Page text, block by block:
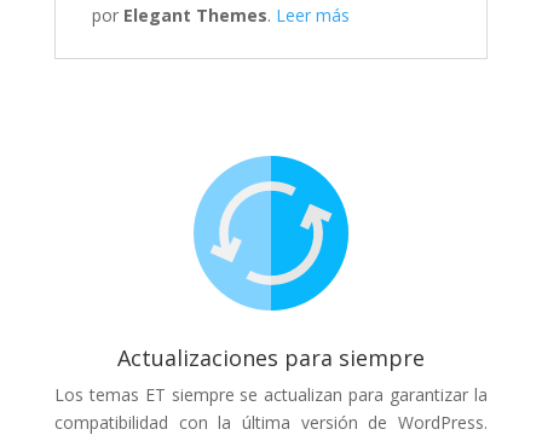
por Elegant Themes. Leer más
Actualizaciones para siempre
Los temas ET siempre se actualizan para garantizar la
compatibilidad con la última versión de WordPress.